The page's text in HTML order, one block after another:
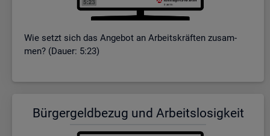
Wie setzt sich das An­ge­bot an Ar­beits­kräf­ten zu­sam­
men? (Dauer: 5:23)
Bür­ger­geld­be­zug und Ar­beits­lo­sig­keit